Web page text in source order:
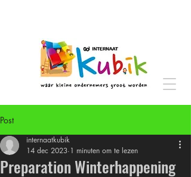
Post
Preparation Winterhappening
internaatkubik
14 dec 2023 1 minuten om te lezen